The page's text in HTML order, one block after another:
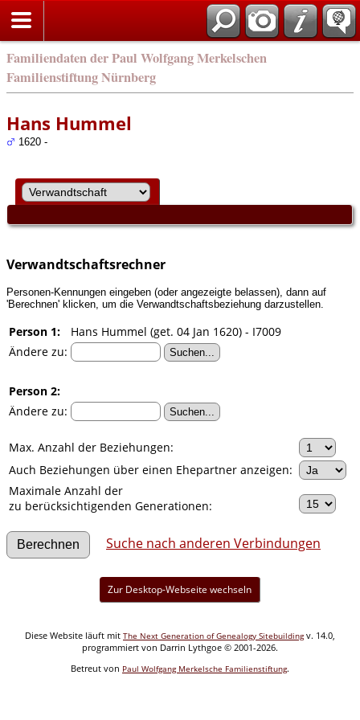
Familiendaten der Paul Wolfgang Merkelschen
Familienstiftung Nürnberg
Hans Hummel
1620 -
Verwandtschaftsrechner
Personen-Kennungen eingeben (oder angezeigte belassen), dann auf
'Berechnen' klicken, um die Verwandtschaftsbeziehung darzustellen.
Person 1:
Hans Hummel (get. 04 Jan 1620) - I7009
Ändere zu:
Person 2:
Ändere zu:
Max. Anzahl der Beziehungen:
Auch Beziehungen über einen Ehepartner anzeigen:
Maximale Anzahl der
zu berücksichtigenden Generationen:
Suche nach anderen Verbindungen
Zur Desktop-Webseite wechseln
Diese Website läuft mit The Next Generation of Genealogy Sitebuildingv. 14.0,
programmiert von Darrin Lythgoe © 2001-2026.
Betreut von Paul Wolfgang Merkelsche Familienstiftung.